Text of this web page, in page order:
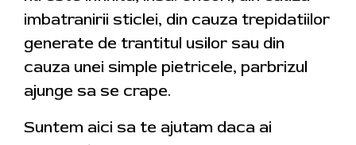
imbatranirii sticlei, din cauza trepidatiilor
generate de trantitul usilor sau din
cauza unei simple pietricele, parbrizul
ajunge sa se crape.
Suntem aici sa te ajutam daca ai